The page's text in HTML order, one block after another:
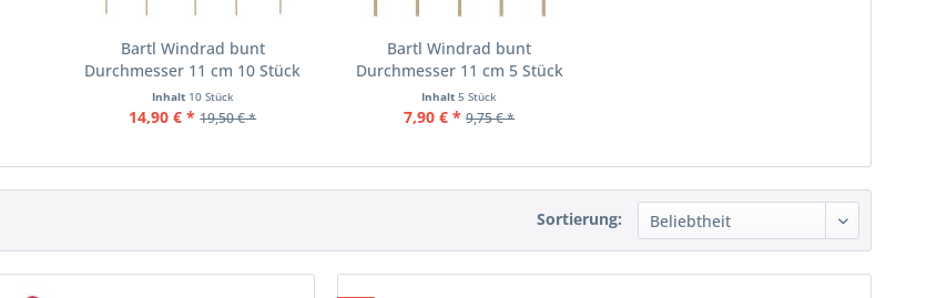
Bartl Windrad bunt
Durchmesser 11 cm 10 Stück
Inhalt 10 Stück
14,90 € * 19,50 € *
Bartl Windrad bunt
Durchmesser 11 cm 5 Stück
Inhalt5 Stück
7,90 € * 9,75 € *
Sortierung: